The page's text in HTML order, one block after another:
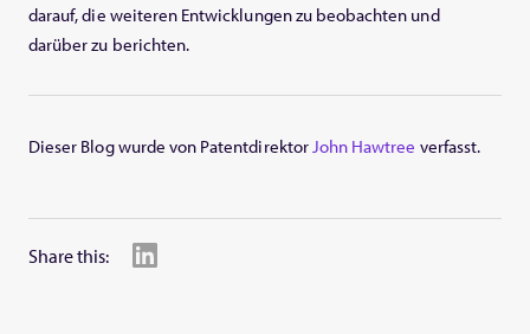
darauf, die weiteren Entwicklungen zu beobachten und
darüber zu berichten.
Dieser Blog wurde von PatentdirektorJohn Hawtree verfasst.
Share this: